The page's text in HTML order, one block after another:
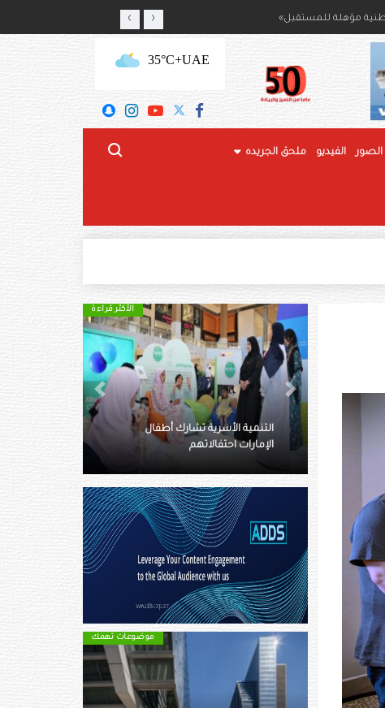
الاتحاد ‹ ›
UAE
+35°C
الفيديو ملحق الجريده
الأكثر قراءة
تشارك أطفال
الأعلى للأمومة والطفولة يكرم
أعضاء البرلمان الإماراتي للطفل
المنتهية عضويتهم
Previous
Next
موضوعات تهمك موضوعات تهمك